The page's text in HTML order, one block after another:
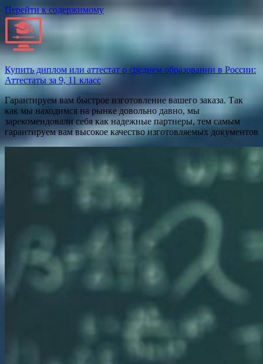
Перейти к содержимому
Купить диплом или аттестат о среднем образовании в России:
Аттестаты за 9, 11 класс
Гарантируем вам быстрое изготовление вашего заказа. Так
как мы находимся на рынке довольно давно, мы
зарекомендовали себя как надежные партнеры, тем самым
гарантируем вам высокое качество изготовляемых документов